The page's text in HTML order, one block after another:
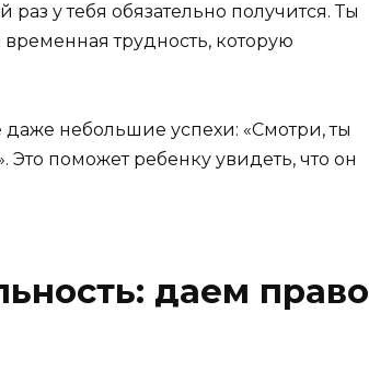
у тебя обязательно получится. Ты
трудность, которую
небольшие успехи: «Смотри, ты
поможет ребенку увидеть, что он
даем право